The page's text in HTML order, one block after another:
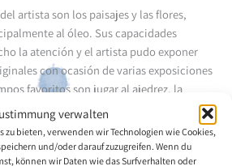
verwalten
zu bieten, verwenden wir Technologien wie Cookies,
und/oder darauf zuzugreifen. Wenn du
können wir Daten wie das Surfverhalten oder
artista son los paisajes y las flores,
al óleo. Sus capacidades
la atención y el artista pudo exponer
con ocasión de varias exposiciones
favoritos son jugar al ajedrez, la
de pelota.
general del artista